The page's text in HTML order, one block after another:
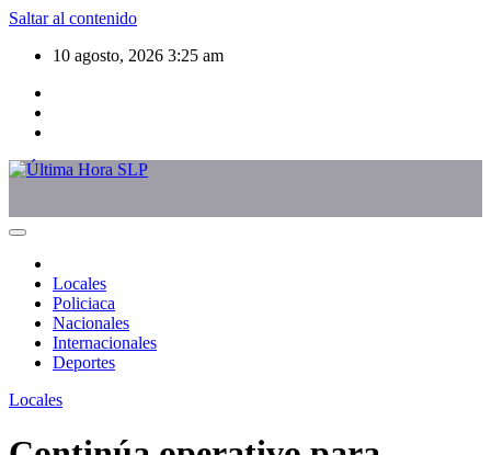
Saltar al contenido
10 agosto, 2026 3:25 am
Locales
Policiaca
Nacionales
Internacionales
Deportes
Locales